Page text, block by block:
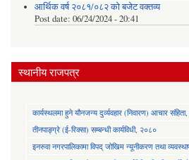
आर्थिक वर्ष २०८१/०८२ को बजेट वक्तव्य
Post date: 06/24/2024 - 20:41
स्थानीय राजपत्र
कार्यस्थलमा हुने यौनजन्य दुर्व्यवहार (निवारण) आचार
तीनपाङ्ग्रे (ई-रिक्सा) सम्बन्धी कार्यविधी, २०८०
इनरुवा नगरपालिकामा विपद् जोखिम न्यूनीकरण तथा